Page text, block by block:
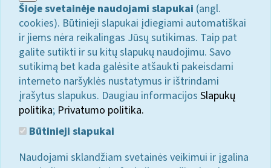
Šioje svetainėje naudojami slapukai (angl.
cookies). Būtinieji slapukai įdiegiami automatiškai
ir jiems nėra reikalingas Jūsų sutikimas. Taip pat
galite sutikti ir su kitų slapukų naudojimu. Savo
sutikimą bet kada galėsite atšaukti pakeisdami
interneto naršyklės nustatymus ir ištrindami
įrašytus slapukus. Daugiau informacijos Slapukų
politika; Privatumo politika.
Būtinieji slapukai
Naudojami sklandžiam svetainės veikimui ir įgalina